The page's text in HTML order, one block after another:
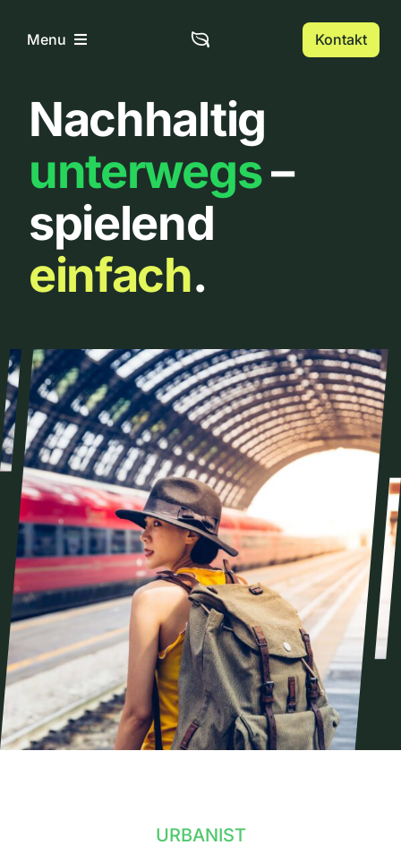
InhaltMenu
Home
Über uns
Urbanlist
Kontakt
Nachhaltig
unterwegs–
spielend
einfach.
URBANIST